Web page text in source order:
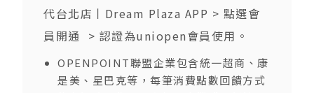
代台北店丨Dream Plaza APP > 點選會
員開通 > 認證為uniopen會員使用。
OPENPOINT聯盟企業包含統一超商、康
是美、星巴克等，每筆消費點數回饋方式